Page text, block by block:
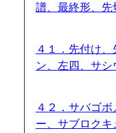
譜、最終形、
４１．先付け
ン、左四、サ
４２．サバゴ
ー、サブロク